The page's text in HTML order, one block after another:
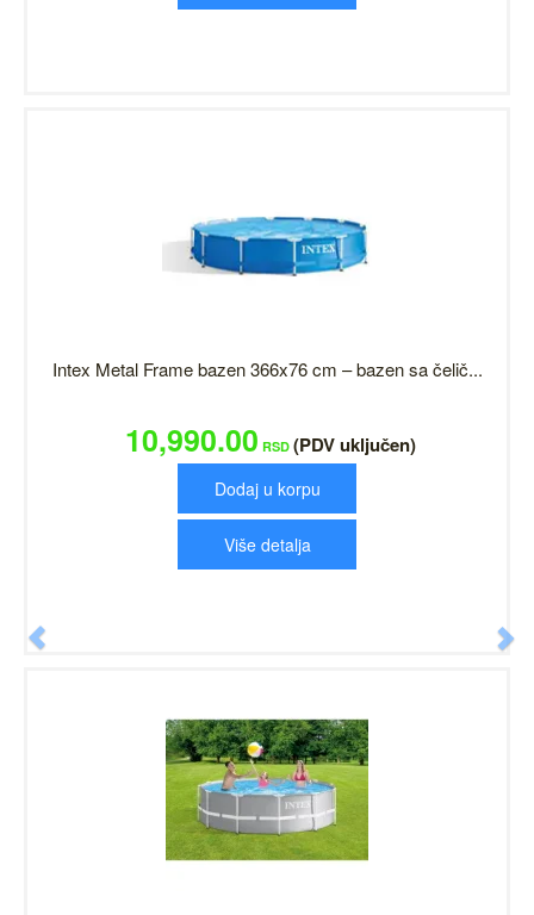
Intex Metal Frame bazen 366x76 cm – bazen sa čelič...
10,990.00 RSD (PDV uključen)
Dodaj u korpu
Više detalja